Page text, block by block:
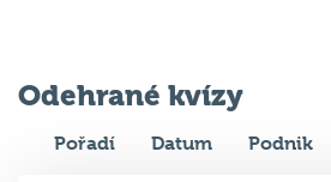
Odehrané kvízy
Pořadí Datum Podnik